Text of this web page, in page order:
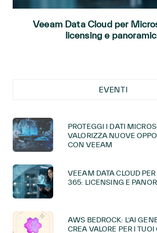
Veeam Data Cloud per
licensing e
EVENTI
PROTEGGI I DATI
VALORIZZA NUOVE
CON VEEAM
VEEAM DATA CLOUD
365: LICENSING E
AWS BEDROCK: L’AI
CREA VALORE PER I TUOI